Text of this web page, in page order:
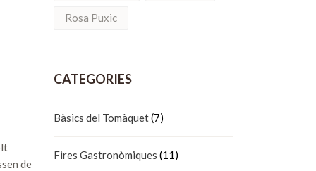
de
Rosa Puxic
CATEGORIES
Bàsics del Tomàquet(7)
Fires Gastronòmiques (11)